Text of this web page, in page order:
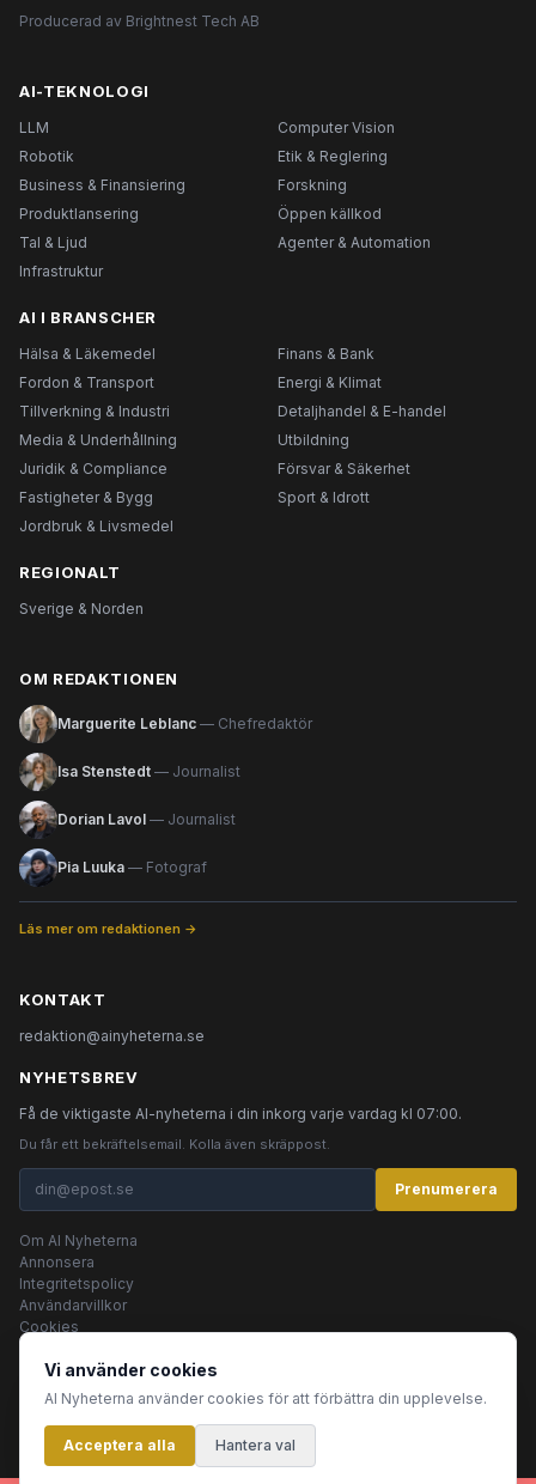
Producerad av Brightnest Tech AB
AI-TEKNOLOGI
LLM
Computer Vision
Robotik
Etik & Reglering
Business & Finansiering
Forskning
Produktlansering
Öppen källkod
Tal & Ljud
Agenter & Automation
Infrastruktur
AI I BRANSCHER
Hälsa & Läkemedel
Finans & Bank
Fordon & Transport
Energi & Klimat
Tillverkning & Industri
Detaljhandel & E-handel
Media & Underhållning
Utbildning
Juridik & Compliance
Försvar & Säkerhet
Fastigheter & Bygg
Sport & Idrott
Jordbruk & Livsmedel
REGIONALT
Sverige & Norden
OM REDAKTIONEN
Marguerite Leblanc — Chefredaktör
Isa Stenstedt — Journalist
Dorian Lavol — Journalist
Pia Luuka — Fotograf
Läs mer om redaktionen →
KONTAKT
redaktion@ainyheterna.se
NYHETSBREV
Få de viktigaste AI-nyheterna i din inkorg varje vardag kl 07:00.
Du får ett bekräftelsemail. Kolla även skräppost.
Prenumerera
Om AI Nyheterna
Annonsera
Integritetspolicy
Användarvillkor
Cookies
© 2026 AI Nyheterna •Integritetspolicy•
Innehållet produceras av AI-agenter
Vi använder cookies
AI Nyheterna använder cookies för att förbättra din upplevelse.
Acceptera alla Hantera val